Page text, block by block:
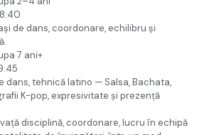
de dans, coordonare, echilibru și
7 ani+
dans, tehnică latino — Salsa, Bachata,
K-pop, expresivitate și prezență
disciplină, coordonare, lucru în echipă